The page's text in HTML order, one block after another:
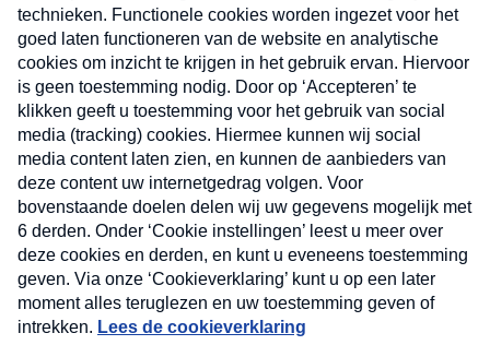
Verzend
Nieuwsbrief
Neem hier een gratis abonnement op onze
nieuwsbrief. Elke vrijdag- en dinsdagochtend in uw